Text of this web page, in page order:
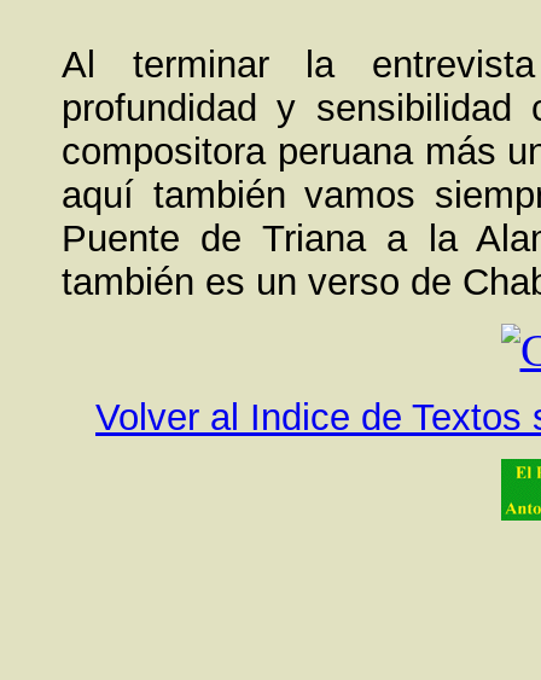
Al terminar la
profundidad y
compositora peruana más
aquí también vamos
Puente de Triana a la
también es un verso de
Volver al Indice de